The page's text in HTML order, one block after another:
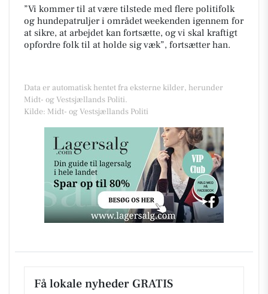
”Vi kommer til at være tilstede med flere politifolk
og hundepatruljer i området weekenden igennem for
at sikre, at arbejdet kan fortsætte, og vi skal kraftigt
opfordre folk til at holde sig væk”, fortsætter han.
Data er automatisk hentet fra eksterne kilder, herunder
Midt- og Vestsjællands Politi.
Kilde: Midt- og Vestsjællands Politi
Få lokale nyheder GRATIS